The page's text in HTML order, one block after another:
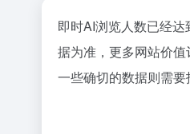
即时AI浏览人数已经
据为准，更多网站价
一些确切的数据则需